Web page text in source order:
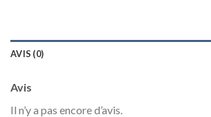
AVIS (0)
Avis
Il n’y a pas encore d’avis.